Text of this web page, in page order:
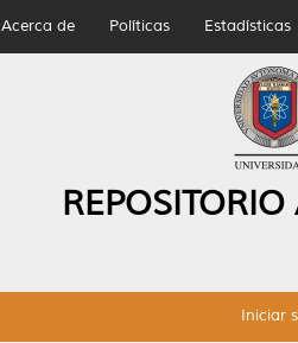
Acerca de Políticas Estadísticas
Iniciar